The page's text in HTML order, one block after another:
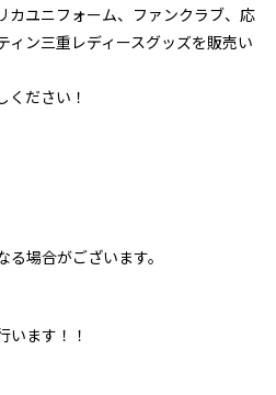
カユニフォーム、ファンクラブ、応
ィン三重レディースグッズを販売い
ください！
場合がございます。
います！！